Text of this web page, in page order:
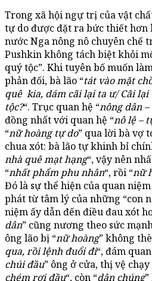
Trong xã hội ngự trị của vật
tự do được đặt ra bức thiết hơn
nước Nga nông nô chuyên chế
Pushkin không tách biệt khỏi
quý tộc”. Khi tuyên bố muốn
phản đối, bà lão “tát vào mặt
quê kia, dám cãi lại ta ư/ Cãi
tộc?“. Trục quan hệ “nông dân
đồng nhất với quan hệ “nô lệ –
“nữ hoàng tự do” qua lời bà vợ
chua xót: bà lão tự khinh bỉ
nhà quê mạt hạng“, vậy nên
“nhất phẩm phu nhân“, rồi “nữ
Đó là sự thể hiện của quan
phát từ tâm lý của những “con
niệm ấy dẫn đến điều đau xót
dân” cũng nương theo sức
ông lão bị “nữ hoàng” không
qua, rồi lệnh đuổi đi“, đám
chúi đầu” ông ở cửa, thị vệ chạy
chém rơi đầu“, còn “dân chúng